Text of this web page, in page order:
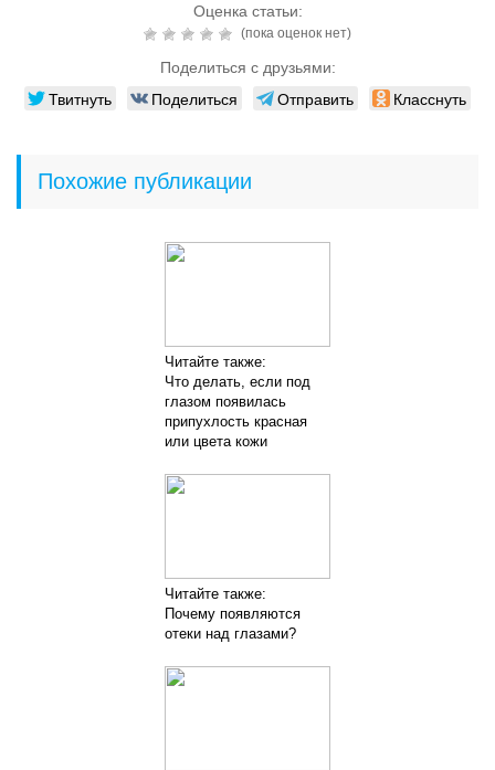
Оценка статьи:
(пока оценок нет)
Поделиться с друзьями:
Твитнуть Поделиться Отправить Класснуть
Похожие публикации
Читайте также:
Что делать, если под
глазом появилась
припухлость красная
или цвета кожи
Читайте также:
Почему появляются
отеки над глазами?